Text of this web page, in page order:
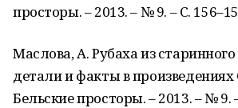
просторы. – 2013. – № 9. – С.
Маслова, А. Рубаха из
детали и факты в произведениях
Бельские просторы. – 2013. – № 9.